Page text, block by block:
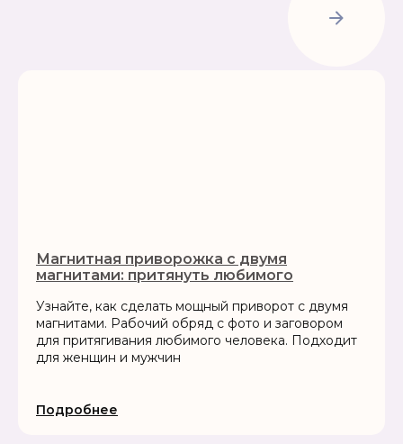
Рассорки
Магнитная приворожка с двумя
магнитами: притянуть любимого
Узнайте, как сделать мощный приворот с двумя
магнитами. Рабочий обряд с фото и заговором
для притягивания любимого человека. Подходит
для женщин и мужчин
Подробнее